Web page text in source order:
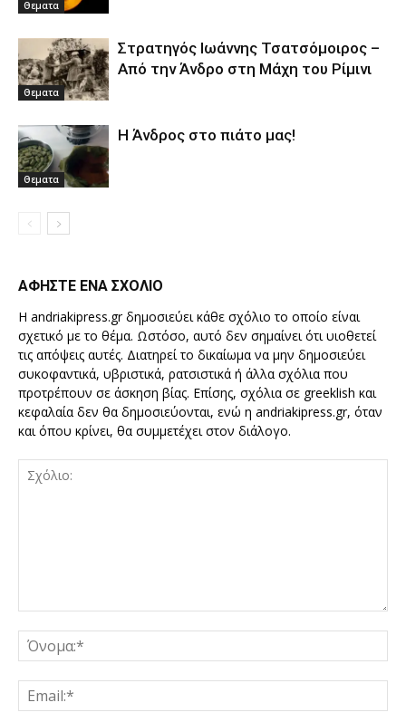
Θεματα
Θεματα
Στρατηγός Ιωάννης Τσατσόμοιρος –
Από την Άνδρο στη Μάχη του Ρίμινι
Θεματα
Η Άνδρος στο πιάτο μας!
ΑΦΗΣΤΕ ΕΝΑ ΣΧΟΛΙΟ
Η andriakipress.gr δημοσιεύει κάθε σχόλιο το οποίο είναι
σχετικό με το θέμα. Ωστόσο, αυτό δεν σημαίνει ότι υιοθετεί
τις απόψεις αυτές. Διατηρεί το δικαίωμα να μην δημοσιεύει
συκοφαντικά, υβριστικά, ρατσιστικά ή άλλα σχόλια που
προτρέπουν σε άσκηση βίας. Επίσης, σχόλια σε greeklish και
κεφαλαία δεν θα δημοσιεύονται, ενώ η andriakipress.gr, όταν
και όπου κρίνει, θα συμμετέχει στον διάλογο.